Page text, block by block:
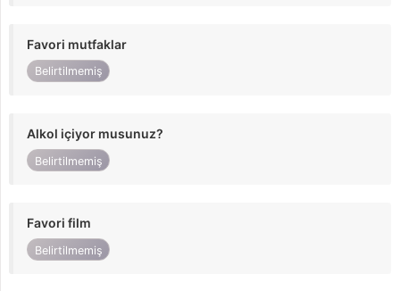
Favori mutfaklar
Belirtilmemiş
Alkol içiyor musunuz?
Belirtilmemiş
Favori film
Belirtilmemiş